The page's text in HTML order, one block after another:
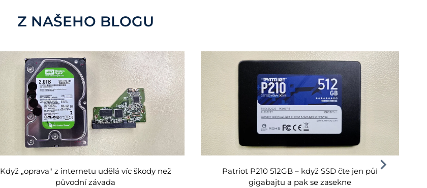
Z NAŠEHO BLOGU
Když „oprava" z internetu udělá víc škody než
původní závada
Patriot P210 512GB – když SSD čte jen půl
gigabajtu a pak se zasekne